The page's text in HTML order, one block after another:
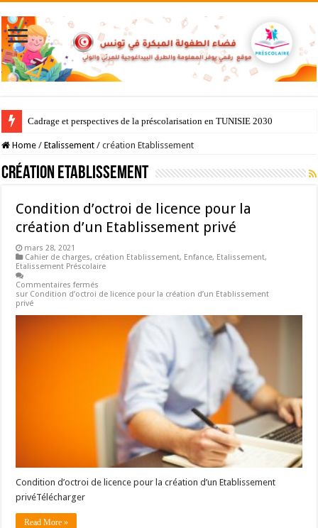
Cadrage et perspectives de la préscolarisation en TUNISIE 2030
Home / Etalissement / création Etablissement
création Etablissement
Condition d’octroi de licence pour la
création d’un Etablissement privé
mars 28, 2021
Cahier de charges, création Etablissement, Enfance, Etalissement,
Etalissement Préscolaire
Commentaires fermés
sur Condition d’octroi de licence pour la création d’un Etablissement
privé
Condition d’octroi de licence pour la création d’un Etablissement
privéTélécharger
Read More »